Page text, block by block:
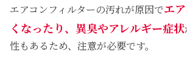
エアコンフィルターの汚れが原因でエ
くなったり、異臭やアレルギー症状
性もあるため、注意が必要です。